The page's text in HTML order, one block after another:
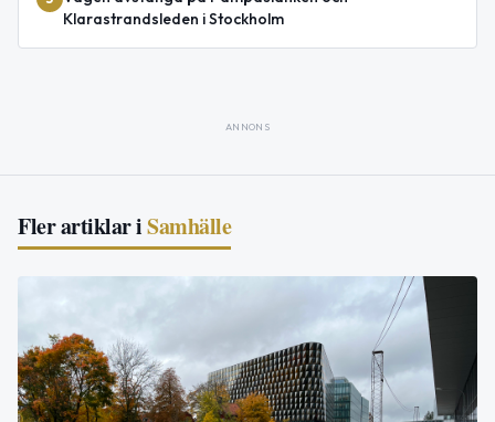
Klarastrandsleden i Stockholm
ANNONS
Fler artiklar iSamhälle